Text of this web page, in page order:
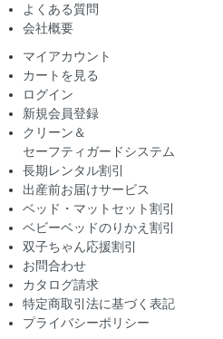
よくある質問
会社概要
マイアカウント
カートを見る
ログイン
新規会員登録
クリーン＆
セーフティガードシステム
長期レンタル割引
出産前お届けサービス
ベッド・マットセット割引
ベビーベッドのりかえ割引
双子ちゃん応援割引
お問合わせ
カタログ請求
特定商取引法に基づく表記
プライバシーポリシー